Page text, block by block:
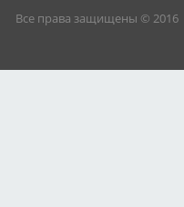
Все права защищены © 2016